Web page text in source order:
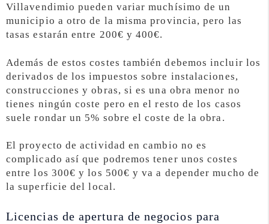
Villavendimio pueden variar muchísimo de un
municipio a otro de la misma provincia, pero las
tasas estarán entre 200€ y 400€.
Además de estos costes también debemos incluir los
derivados de los impuestos sobre instalaciones,
construcciones y obras, si es una obra menor no
tienes ningún coste pero en el resto de los casos
suele rondar un 5% sobre el coste de la obra.
El proyecto de actividad en cambio no es
complicado así que podremos tener unos costes
entre los 300€ y los 500€ y va a depender mucho de
la superficie del local.
Licencias de apertura de negocios para